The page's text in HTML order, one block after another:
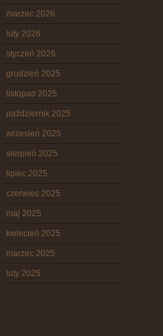
marzec 2026
luty 2026
styczeń 2026
grudzień 2025
listopad 2025
październik 2025
wrzesień 2025
sierpień 2025
lipiec 2025
czerwiec 2025
maj 2025
kwiecień 2025
marzec 2025
luty 2025